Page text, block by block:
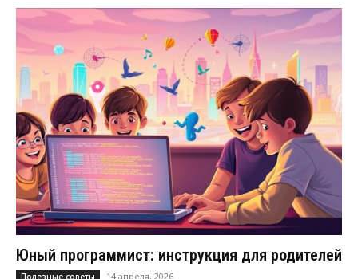
Юный программист: инструкция для родителей
Полезные советы 14 апреля, 2026